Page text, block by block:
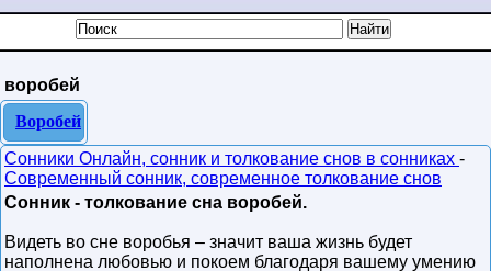
воробей
Воробей
Сонники Онлайн, сонник и толкование снов в сонниках -
Современный сонник, современное толкование снов
Сонник - толкование сна воробей.
Видеть во сне воробья – значит ваша жизнь будет
наполнена любовью и покоем благодаря вашему умению